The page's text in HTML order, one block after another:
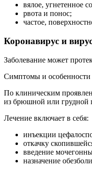
вялое, угнетенное
рвота и понос;
частое,
Коронавирус и
Заболевание может
Симптомы и
По клиническим
из брюшной или грудной
Лечение включает в себя:
инъекции
откачку
введение
назначение